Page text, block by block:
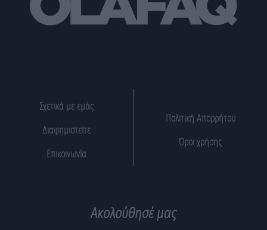
Σχετικά με εμάς
Διαφημιστείτε
Επικοινωνία
Πολιτική Απορρήτου
Όροι χρήσης
Ακολούθησέ μας